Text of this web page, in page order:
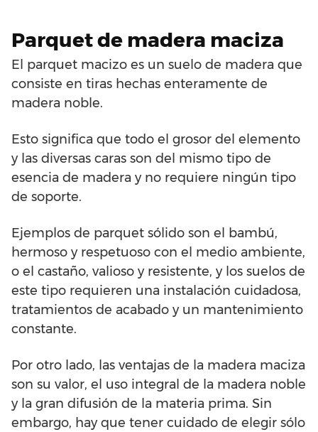
Parquet de madera maciza
El parquet macizo es un suelo de madera que
consiste en tiras hechas enteramente de
madera noble.
Esto significa que todo el grosor del elemento
y las diversas caras son del mismo tipo de
esencia de madera y no requiere ningún tipo
de soporte.
Ejemplos de parquet sólido son el bambú,
hermoso y respetuoso con el medio ambiente,
o el castaño, valioso y resistente, y los suelos de
este tipo requieren una instalación cuidadosa,
tratamientos de acabado y un mantenimiento
constante.
Por otro lado, las ventajas de la madera maciza
son su valor, el uso integral de la madera noble
y la gran difusión de la materia prima. Sin
embargo, hay que tener cuidado de elegir sólo